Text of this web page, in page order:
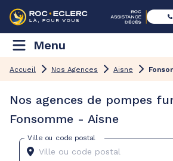
Menu
Accueil Nos Agences Aisne
Nos agences de pompes
Fonsomme - Aisne
Ville ou code postal